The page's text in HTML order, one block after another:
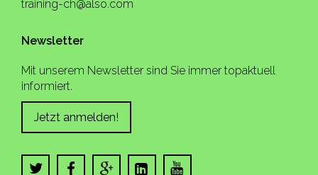
training-ch@also.com
Newsletter
Mit unserem Newsletter sind Sie immer topaktuell
informiert.
Jetzt anmelden!